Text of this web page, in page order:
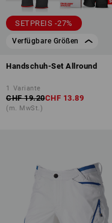
SETPREIS -27%
Verfügbare Größen
Handschuh-Set Allround
1 Variante
CHF 19.20CHF 13.89
(m. MwSt.)